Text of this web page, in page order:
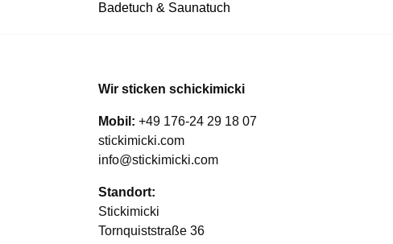
Badetuch & Saunatuch
Wir sticken schickimicki
Mobil: +49 176-24 29 18 07
stickimicki.com
info@stickimicki.com
Standort:
Stickimicki
Tornquiststraße 36